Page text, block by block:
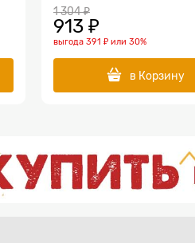
1 304 ₽
913 ₽
выгода 391 ₽ или 30%
в Корзину